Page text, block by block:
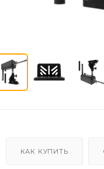
КАК КУПИТЬ